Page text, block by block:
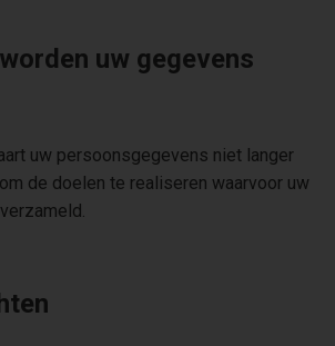
uw gegevens
uw persoonsgegevens niet langer
de doelen te realiseren waarvoor uw